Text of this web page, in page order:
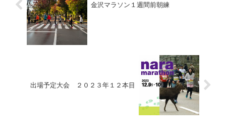
金沢マラソン１週間前朝練
出場予定大会 ２０２３年１２本目